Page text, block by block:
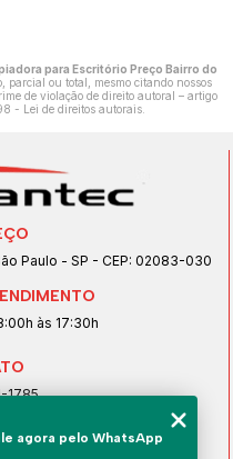
para Escritório Preço Bairro do
parcial ou total, mesmo citando nossos
de violação de direito autoral – artigo
- Lei de direitos autorais
Paulo - SP - CEP: 02083-030
às 17:30h
1785
1832
agora pelo WhatsApp